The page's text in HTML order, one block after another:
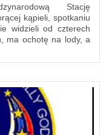
Stację
kąpieli, spotkaniu
widzieli od czterech
ma ochotę na lody, a